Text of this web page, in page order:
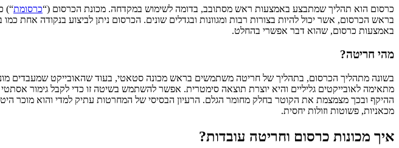
כרסום הוא תהליך שמתבצע באמצעות ראש מסתובב, בדומה לשימוש במקדחה. מכונת הכרסום (“כרסומת“)
בראש הכרסום, אשר יכול להיות בצורות רבות ומגוונות ובגדלים שונים. הכרסום ניתן לביצוע בנקודה
באמצעות כרסום, שהוא דבר אפשרי בהחלט.
מהי חריטה?
בשונה מתהליך הכרסום, בתהליך של חריטה משתמשים בראש מכונה סטאטי, בעוד שהאובייקט שמעבדים
מתאימה לאובייקטים גליליים והיא יוצרת תוצאה סימטרית. אפשר להשתמש בשיטה זו כדי לקבל גימור
ההיקף ובכך מצמצמת את הקוטר בחלק מחומר הגלם. הרעיון הבסיסי של המחרטות עתיק למדי והוא מוכר
מכאניות, פשוטות וזולות יחסית.
איך מכונות כרסום וחריטה עובדות?